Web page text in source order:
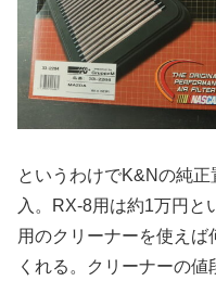
というわけでK&Nの純
入。RX-8用は約1万円と
用のクリーナーを使え
くれる。クリーナーの